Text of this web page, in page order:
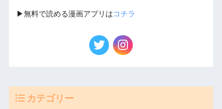
▶︎無料で読める漫画アプリはコチラ
カテゴリー